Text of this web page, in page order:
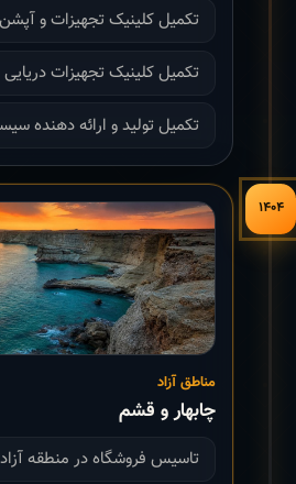
تکمیل کلینیک تجهیزات و
تکمیل کلینیک تجهیزات دریایی
تکمیل تولید و ارائه دهنده
۱۴۰۴
مناطق آزاد
چابهار و قشم
تاسیس فروشگاه در منطقه آزاد